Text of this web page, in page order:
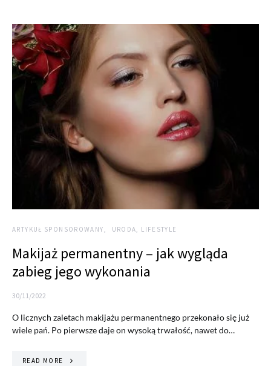
ARTYKUŁ SPONSOROWANY URODA, LIFESTYLE
Makijaż permanentny – jak wygląda
zabieg jego wykonania
30/11/2022
O licznych zaletach makijażu permanentnego przekonało się już
wiele pań. Po pierwsze daje on wysoką trwałość, nawet do…
READ MORE